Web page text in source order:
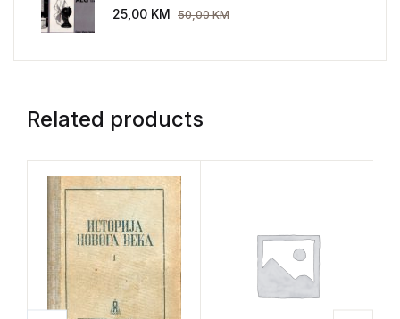
AEG 1907-1914.
25,00 KM 50,00KM
Related products